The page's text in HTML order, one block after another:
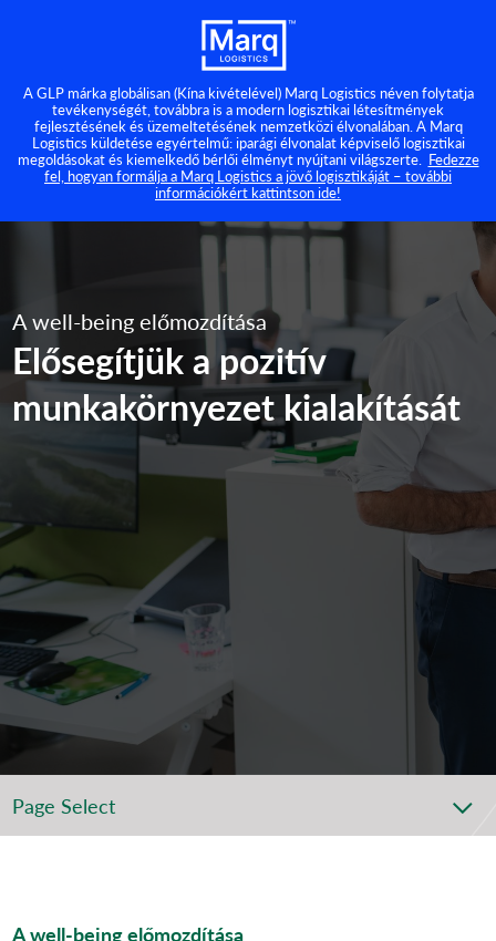
A GLP márka globálisan (Kína kivételével) Marq Logistics néven folytatja
tevékenységét, továbbra is a modern logisztikai létesítmények
fejlesztésének és üzemeltetésének nemzetközi élvonalában. A Marq
Logistics küldetése egyértelmű: iparági élvonalat képviselő logisztikai
megoldásokat és kiemelkedő bérlői élményt nyújtani világszerte. Fedezze
fel, hogyan formálja a Marq Logistics a jövő logisztikáját – további
információkért kattintson ide!
A well-being előmozdítása
Elősegítjük a pozitív
munkakörnyezet kialakítását
Page Select
A well-being előmozdítása